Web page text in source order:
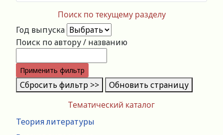
Тематический каталог
Теория литературы
Поиск по текущему разделу
Год выпуска
Поиск по автору / названию
Применить фильтр
Сбросить фильтр >> Обновить страницу